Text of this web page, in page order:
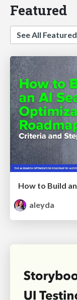
Featured
See All Featured
aleyda